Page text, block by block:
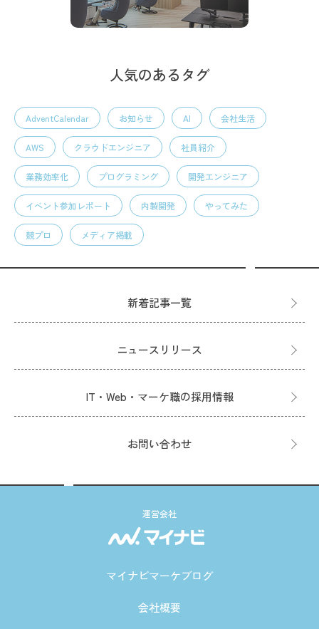
人気のあるタグ
AdventCalendar お知らせ AI 会社生活
AWS クラウドエンジニア 社員紹介
業務効率化 プログラミング 開発エンジニア
イベント参加レポート 内製開発 やってみた
競プロ メディア掲載
新着記事一覧
ニュースリリース
IT・Web・マーケ職の採用情報
お問い合わせ
運営会社
マイナビマーケブログ
会社概要